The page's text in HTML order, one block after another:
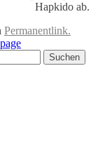
Hapkido ab.
Permanentlink.